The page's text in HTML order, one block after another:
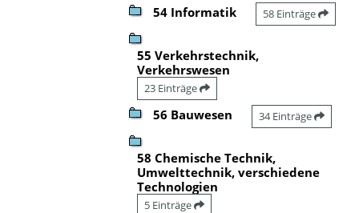
54 Informatik 58 Einträge
55 Verkehrstechnik,
Verkehrswesen
23 Einträge
56 Bauwesen 34 Einträge
58 Chemische Technik,
Umwelttechnik, verschiedene
Technologien
5 Einträge